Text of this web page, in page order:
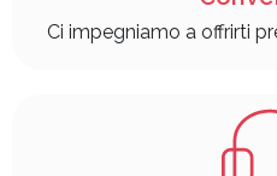
Ci impegniamo a offrirti